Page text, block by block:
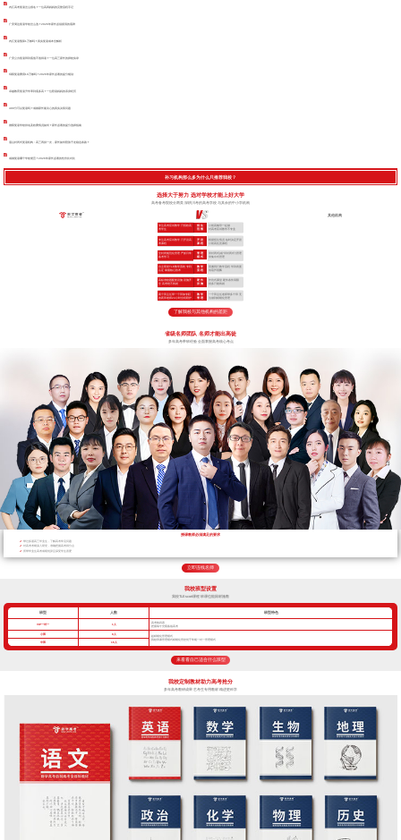
内江高考复读怎么报名？一位高四妈妈的完整流程手记
广安周边复读学校怎么选？2026年家长必须摸清的底牌
内江复读预算1万够吗？真实复读成本全解析
广安公办复读班到底值不值得读？一位高三家长的择校实录
绵阳复读费用10万够吗？2026年家长必看的提分规划
卓越教育复读升学率到底多高？一位陪读妈妈的亲身经历
400分可以复读吗？成都家长最关心的真实决策问题
德阳复读学校排名及收费情况如何？家长必看的提分选择指南
眉山封闭式复读机构：高三再拼一次，家长如何陪孩子走稳这条路？
成都复读哪个学校便宜？2026年家长必看的性价比对比
补习机构那么多为什么只推荐我校？
选择大于努力 选对学校才能上好大学
高考备考院校分两类 深耕川考的高考学校 与其余的中小学机构
其他机构
专注高考应试教学 只招收高
考学生
招 生
范 围
小初高辅导一起做
对高考应试教学不专业
专注高考应试教学 只开设高
考课程
开 设
课 程
根据招生情况 临时决定开设
小初高任意课程
全封闭规范化管理 严抓日常
备考学习
管 理
模 式
非封闭式(或“半封闭式”)管理
非集中式管理
自主研发TLE教学系统 专利
认证 掌握核心技术
教 学
流 程
照搬同行教学流程 学到表面
依葫芦画瓢
高标准校园配套设施 设施齐
全 高考绝不将就
硬 件
设 施
作坊式课堂 硬件条件局限
很多只能将就
两个班主任带一个班加专职
的夜班老师24小时全程陪护
教 学
管 理
一个班主任老师带多个班 无
法做到精细化管理
了解我校与其他机构的差距
省级名师团队 名师才能出高徒
多年高考带班经验 全面掌握高考核心考点
授课教师必须满足的要求
带过多届高三毕业生，了解高考常见问题
对高考考纲深入研究，准确把握高考得分点
所带毕业生高考成绩优异且深受学生喜爱
立即连线名师
我校班型设置
我校TLEscort课程 班课也能因材施教
班型 人数 班型特色
VIP一对一 1人
高考核武器
把握每寸光阴备战高考
小班 8人
超精细化管理模式
我校班课管理模式精细化管控优于常规一对一管理模式
中班 16人
来看看自己适合什么班型
我校定制教材助力高考抢分
多年高考教研成果 艺考生专用教材 精进更科学